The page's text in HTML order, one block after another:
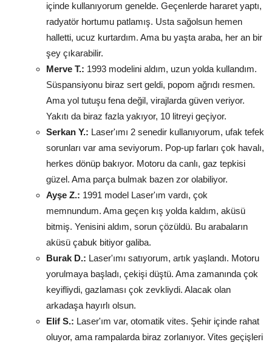
içinde kullanıyorum genelde. Geçenlerde hararet yaptı,
radyatör hortumu patlamış. Usta sağolsun hemen
halletti, ucuz kurtardım. Ama bu yaşta araba, her an bir
şey çıkarabilir.
Merve T.: 1993 modelini aldım, uzun yolda kullandım.
Süspansiyonu biraz sert geldi, popom ağrıdı resmen.
Ama yol tutuşu fena değil, virajlarda güven veriyor.
Yakıtı da biraz fazla yakıyor, 10 litreyi geçiyor.
Serkan Y.: Laser'ımı 2 senedir kullanıyorum, ufak tefek
sorunları var ama seviyorum. Pop-up farları çok havalı,
herkes dönüp bakıyor. Motoru da canlı, gaz tepkisi
güzel. Ama parça bulmak bazen zor olabiliyor.
Ayşe Z.: 1991 model Laser'ım vardı, çok
memnundum. Ama geçen kış yolda kaldım, aküsü
bitmiş. Yenisini aldım, sorun çözüldü. Bu arabaların
aküsü çabuk bitiyor galiba.
Burak D.: Laser'ımı satıyorum, artık yaşlandı. Motoru
yorulmaya başladı, çekişi düştü. Ama zamanında çok
keyifliydi, gazlaması çok zevkliydi. Alacak olan
arkadaşa hayırlı olsun.
Elif S.: Laser'ım var, otomatik vites. Şehir içinde rahat
oluyor, ama rampalarda biraz zorlanıyor. Vites geçişleri